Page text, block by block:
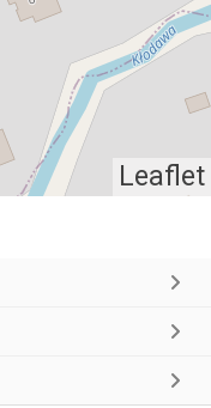
Leaflet